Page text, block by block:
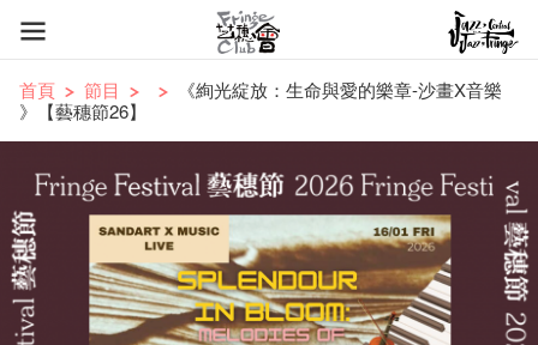
首頁 節目
《絢光綻放：生命與愛的樂章-沙畫X音樂
》【藝穗節26】